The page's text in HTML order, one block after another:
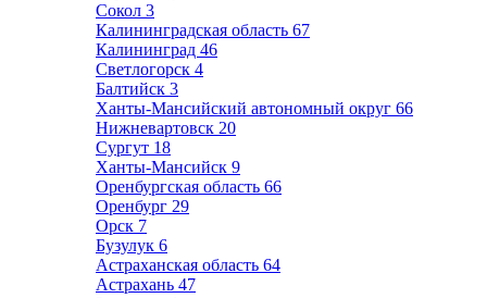
Сокол 3
Калининградская область 67
Калининград 46
Светлогорск 4
Балтийск 3
Ханты-Мансийский автономный округ 66
Нижневартовск 20
Сургут 18
Ханты-Мансийск 9
Оренбургская область 66
Оренбург 29
Орск 7
Бузулук 6
Астраханская область 64
Астрахань 47